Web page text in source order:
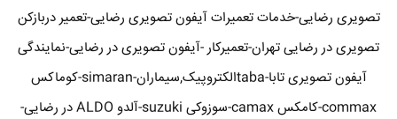
تصویری رضایی-خدمات تعمیرات آیفون تصویری رضایی-تعمیر دربازکن
تصویری در رضایی تهران-تعمیرکار -آیفون تصویری در رضایی-نمایندگی
آیفون تصویری تابا-tabaالکتروپیک,سیماران-simaran-کوماکس
commax-کامکس camax-سوزوکی suzuki-آلدو ALDO در رضایی-